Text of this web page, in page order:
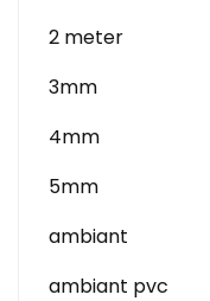
2 meter
3mm
4mm
5mm
ambiant
ambiant pvc